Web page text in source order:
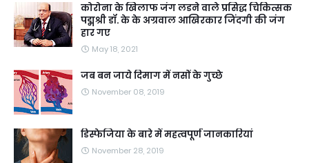
कोरोना के खिलाफ जंग लडने वाले प्रसिद्ध चिकित्सक
पद्मश्री डॉ. के के अग्रवाल आखिरकार जिंदगी की जंग
हार गए
May 18, 2021
जब बन जाये दिमाग में नसों के गुच्छे
November 08, 2019
डिस्फेजिया के बारे में महत्वपूर्ण जानकारियां
November 28, 2019